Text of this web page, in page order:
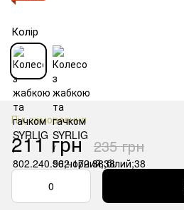
Колір
Під замовлення
211 грн 235 грн